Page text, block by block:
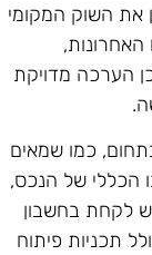
את השוק המקומי
הערכה מדויקת
כמו שמאים
הכללי של הנכס,
לקחת בחשבון
תכניות פיתוח